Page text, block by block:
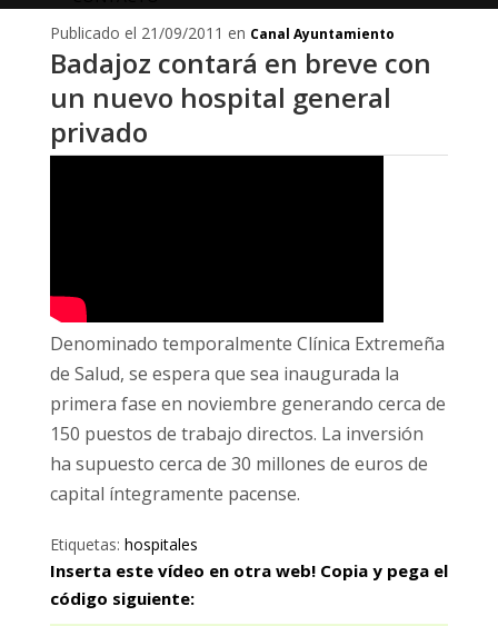
Publicado el 21/09/2011 en Canal Ayuntamiento
Badajoz contará en breve con
un nuevo hospital general
privado
Denominado temporalmente Clínica Extremeña
de Salud, se espera que sea inaugurada la
primera fase en noviembre generando cerca de
150 puestos de trabajo directos. La inversión
ha supuesto cerca de 30 millones de euros de
capital íntegramente pacense.
Etiquetas: hospitales
Inserta este vídeo en otra web! Copia y pega el
código siguiente: